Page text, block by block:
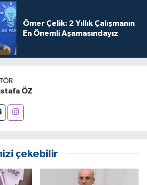
Ömer Çelik: 2 Yıllık Çalışmanın
En Önemli Aşamasındayız
ÖZ
çekebilir